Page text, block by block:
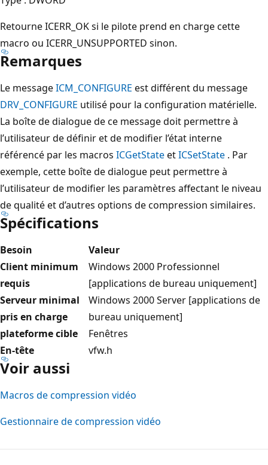
Retourne ICERR_OK si le pilote prend en charge cette
macro ou ICERR_UNSUPPORTED sinon.
Remarques
Le messageICM_CONFIGURE est différent du message
DRV_CONFIGURE utilisé pour la configuration matérielle.
La boîte de dialogue de ce message doit permettre à
l’utilisateur de définir et de modifier l’état interne
référencé par les macros ICGetStateetICSetState . Par
exemple, cette boîte de dialogue peut permettre à
l’utilisateur de modifier les paramètres affectant le niveau
de qualité et d’autres options de compression similaires.
Spécifications
Besoin
Valeur
Client minimum
requis
Windows 2000 Professionnel
[applications de bureau uniquement]
Serveur minimal
pris en charge
Windows 2000 Server [applications de
bureau uniquement]
plateforme cible
Fenêtres
En-tête
vfw.h
Voir aussi
Macros de compression vidéo
Gestionnaire de compression vidéo
lecture